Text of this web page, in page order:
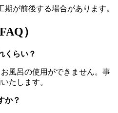
が前後する場合があります。
）
くらい？
風呂の使用ができません。事
たします。
か？